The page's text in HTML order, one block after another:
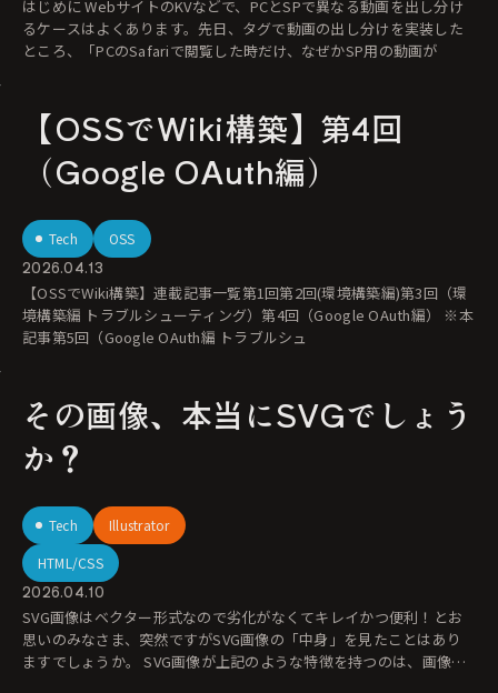
はじめに WebサイトのKVなどで、PCとSPで異なる動画を出し分け
るケースはよくあります。先日、タグで動画の出し分けを実装した
ところ、「PCのSafariで閲覧した時だけ、なぜかSP用の動画が
【OSSでWiki構築】第4回
（Google OAuth編）
Tech OSS
2026.04.13
【OSSでWiki構築】連載記事一覧第1回第2回(環境構築編)第3回（環
境構築編 トラブルシューティング）第4回（Google OAuth編） ※本
記事第5回（Google OAuth編 トラブルシュ
その画像、本当にSVGでしょう
か？
Tech
Illustrator
HTML/CSS
2026.04.10
SVG画像はベクター形式なので劣化がなくてキレイかつ便利！とお
思いのみなさま、突然ですがSVG画像の「中身」を見たことはあり
ますでしょうか。 SVG画像が上記のような特徴を持つのは、画像と